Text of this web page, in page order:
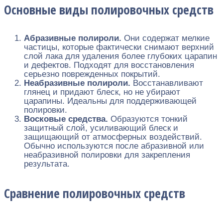
Основные виды полировочных средств
Абразивные полироли. Они содержат мелкие
частицы, которые фактически снимают верхний
слой лака для удаления более глубоких царапин
и дефектов. Подходят для восстановления
серьезно поврежденных покрытий.
Неабразивные полироли. Восстанавливают
глянец и придают блеск, но не убирают
царапины. Идеальны для поддерживающей
полировки.
Восковые средства. Образуются тонкий
защитный слой, усиливающий блеск и
защищающий от атмосферных воздействий.
Обычно используются после абразивной или
неабразивной полировки для закрепления
результата.
Сравнение полировочных средств